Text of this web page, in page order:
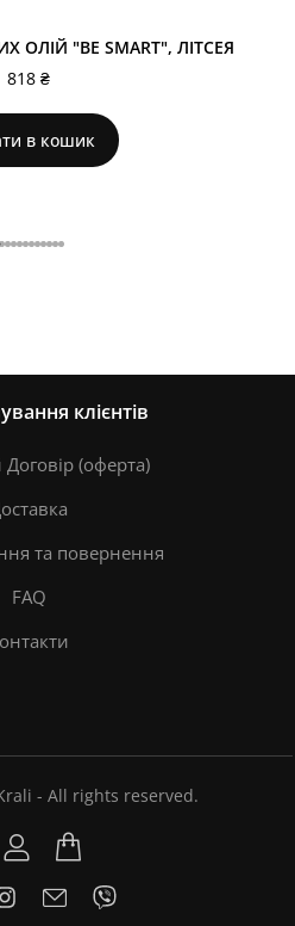
ОЛІЙ "BE SMART", ЛІТСЕЯ
818 ₴
в кошик
клієнтів
(оферта)
та повернення
FAQ
- All rights reserved.